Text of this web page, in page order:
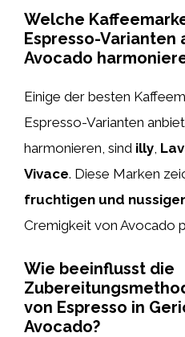
Welche
Espresso-Varianten
Avocado
Einige der besten
Espresso-Varianten
harmonieren, sind illy,
Vivace. Diese Marken
fruchtigen und
Cremigkeit von Avocado
Wie beeinflusst die
von Espresso in
Avocado?